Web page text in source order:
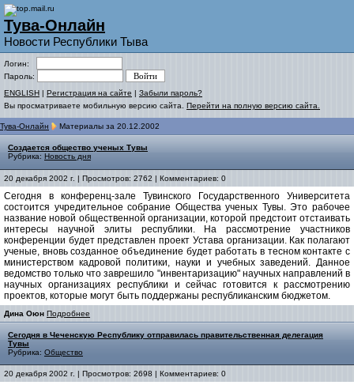
Тува-Онлайн
Новости Республики Тыва
Логин:
Пароль:
ENGLISH | Регистрация на сайте | Забыли пароль?
Вы просматриваете мобильную версию сайта. Перейти на полную версию сайта.
Тува-Онлайн Материалы за 20.12.2002
Создается общество ученых Тувы
Рубрика: Новость дня
20 декабря 2002 г. | Просмотров: 2762 | Комментариев: 0
Сегодня в конференц-зале Тувинского Государственного Университета
состоится учредительное собрание Общества ученых Тувы. Это рабочее
название новой общественной организации, которой предстоит отстаивать
интересы научной элиты республики. На рассмотрение участников
конференции будет представлен проект Устава организации. Как полагают
ученые, вновь созданное объединение будет работать в тесном контакте с
министерством кадровой политики, науки и учебных заведений. Данное
ведомство только что заврешило "инвентаризацию" научных направлений в
научных организациях республики и сейчас готовится к рассмотрению
проектов, которые могут быть поддержаны республиканским бюджетом.
Дина Оюн Подробнее
Сегодня в Чеченскую Республику отправилась правительственная делегация
Тувы
Рубрика: Общество
20 декабря 2002 г. | Просмотров: 2698 | Комментариев: 0